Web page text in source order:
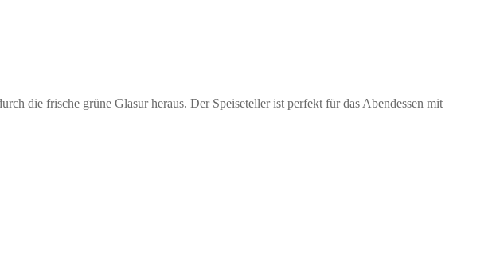
die frische grüne Glasur heraus. Der Speiseteller ist perfekt für das Abendessen mit